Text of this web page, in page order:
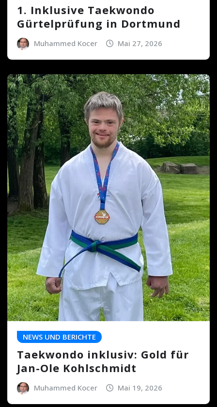
1. Inklusive Taekwondo
Gürtelprüfung in Dortmund
Muhammed Kocer Mai 27, 2026
NEWS UND BERICHTE
Taekwondo inklusiv: Gold für
Jan-Ole Kohlschmidt
Muhammed Kocer Mai 19, 2026